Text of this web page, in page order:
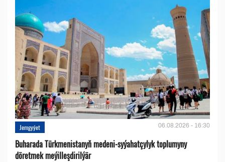
Jemgyýet 06.08.2026 - 16:30
Buharada Türkmenistanyň medeni-syýahatçylyk toplumyny
döretmek meýilleşdirilýär